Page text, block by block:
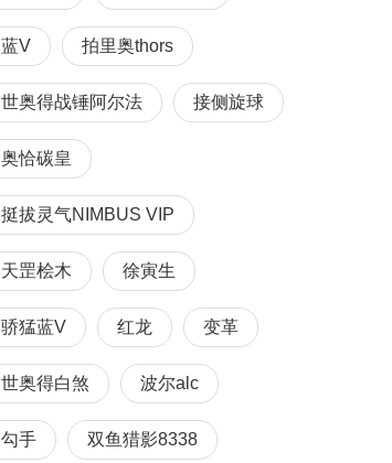
蓝V 拍里奥thors
世奥得战锤阿尔法 接侧旋球
奥恰碳皇
挺拔灵气NIMBUS VIP
天罡桧木 徐寅生
骄猛蓝V 红龙 变革
世奥得白煞 波尔alc
勾手 双鱼猎影8338